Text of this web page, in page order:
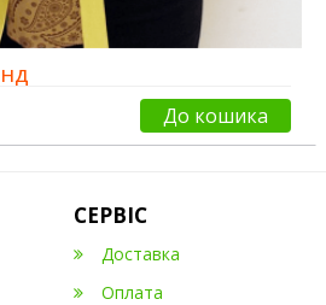
До кошика
СЕРВІС
Доставка
Оплата